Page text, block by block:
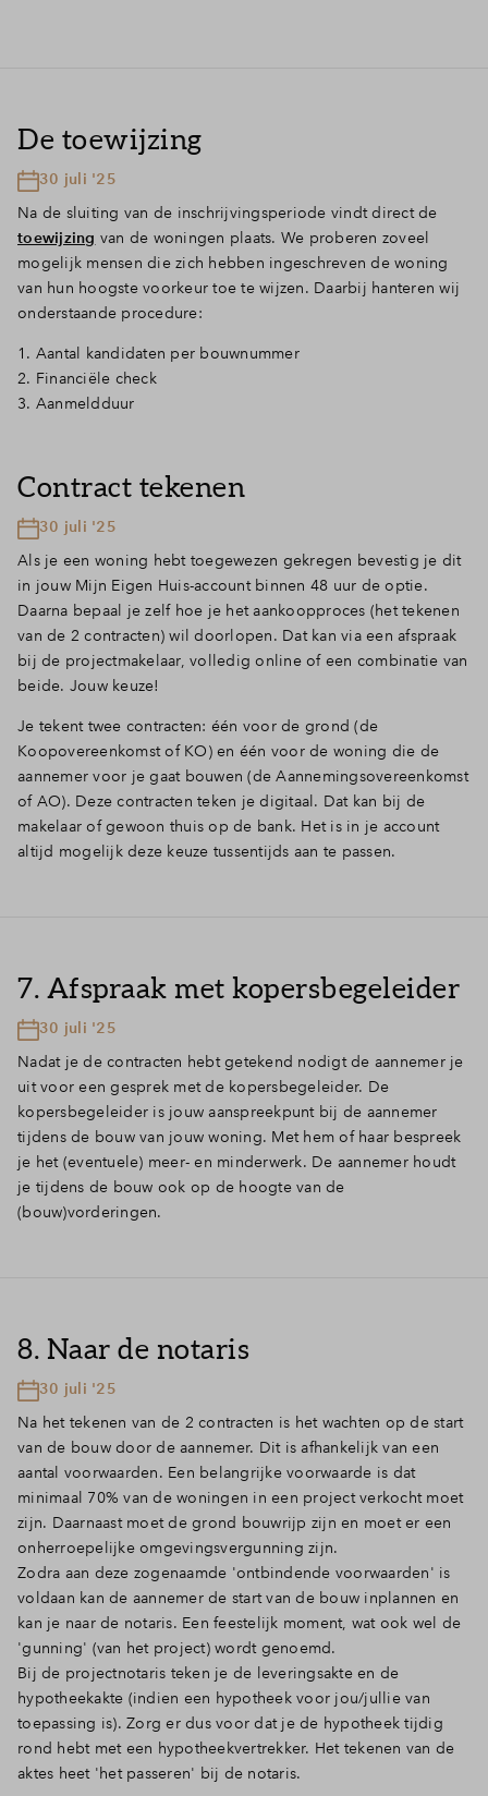
De toewijzing
30 juli '25
Na de sluiting van de inschrijvingsperiode vindt direct de
toewijzing van de woningen plaats. We proberen zoveel
mogelijk mensen die zich hebben ingeschreven de woning
van hun hoogste voorkeur toe te wijzen. Daarbij hanteren wij
onderstaande procedure:
1. Aantal kandidaten per bouwnummer
2. Financiële check
3. Aanmeldduur
Contract tekenen
30 juli '25
Als je een woning hebt toegewezen gekregen bevestig je dit
in jouw Mijn Eigen Huis-account binnen 48 uur de optie.
Daarna bepaal je zelf hoe je het aankoopproces (het tekenen
van de 2 contracten) wil doorlopen. Dat kan via een afspraak
bij de projectmakelaar, volledig online of een combinatie van
beide. Jouw keuze!
Je tekent twee contracten: één voor de grond (de
Koopovereenkomst of KO) en één voor de woning die de
aannemer voor je gaat bouwen (de Aannemingsovereenkomst
of AO). Deze contracten teken je digitaal. Dat kan bij de
makelaar of gewoon thuis op de bank. Het is in je account
altijd mogelijk deze keuze tussentijds aan te passen.
7. Afspraak met kopersbegeleider
30 juli '25
Nadat je de contracten hebt getekend nodigt de aannemer je
uit voor een gesprek met de kopersbegeleider. De
kopersbegeleider is jouw aanspreekpunt bij de aannemer
tijdens de bouw van jouw woning. Met hem of haar bespreek
je het (eventuele) meer- en minderwerk. De aannemer houdt
je tijdens de bouw ook op de hoogte van de
(bouw)vorderingen.
8. Naar de notaris
30 juli '25
Na het tekenen van de 2 contracten is het wachten op de start
van de bouw door de aannemer. Dit is afhankelijk van een
aantal voorwaarden. Een belangrijke voorwaarde is dat
minimaal 70% van de woningen in een project verkocht moet
zijn. Daarnaast moet de grond bouwrijp zijn en moet er een
onherroepelijke omgevingsvergunning zijn.
Zodra aan deze zogenaamde 'ontbindende voorwaarden' is
voldaan kan de aannemer de start van de bouw inplannen en
kan je naar de notaris. Een feestelijk moment, wat ook wel de
'gunning' (van het project) wordt genoemd.
Bij de projectnotaris teken je de leveringsakte en de
hypotheekakte (indien een hypotheek voor jou/jullie van
toepassing is). Zorg er dus voor dat je de hypotheek tijdig
rond hebt met een hypotheekvertrekker. Het tekenen van de
aktes heet 'het passeren' bij de notaris.